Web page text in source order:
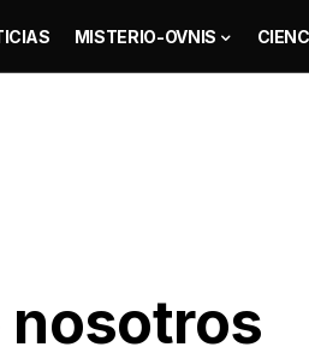
MISTERIO-OVNIS
nosotros